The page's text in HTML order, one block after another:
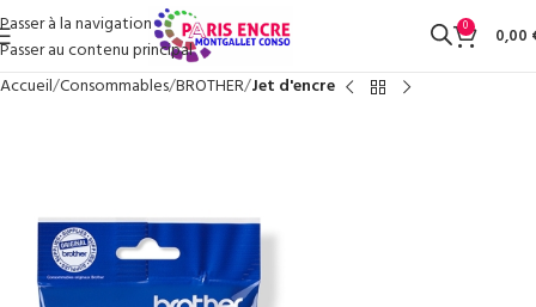
Passer à la navigation
Passer au contenu principal
0 0,00
Accueil Consommables BROTHER Jet d'encre